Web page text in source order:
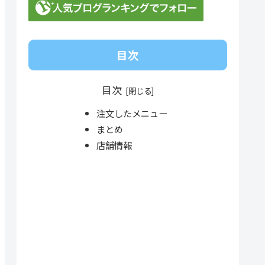
目次
目次
注文したメニュー
まとめ
店舗情報